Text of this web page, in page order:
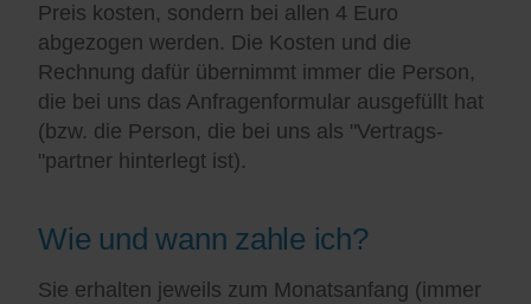
Preis kosten, sondern bei allen 4 Euro
abgezogen werden. Die Kosten und die
Rechnung dafür übernimmt immer die Person,
die bei uns das Anfragenformular ausgefüllt hat
(bzw. die Person, die bei uns als "Vertrags-
"partner hinterlegt ist).
Wie und wann zahle ich?
Sie erhalten jeweils zum Monatsanfang (immer